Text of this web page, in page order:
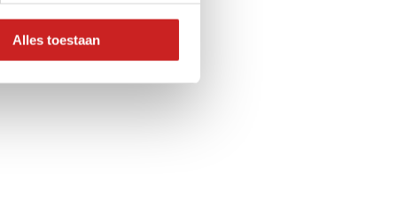
Alles toestaan